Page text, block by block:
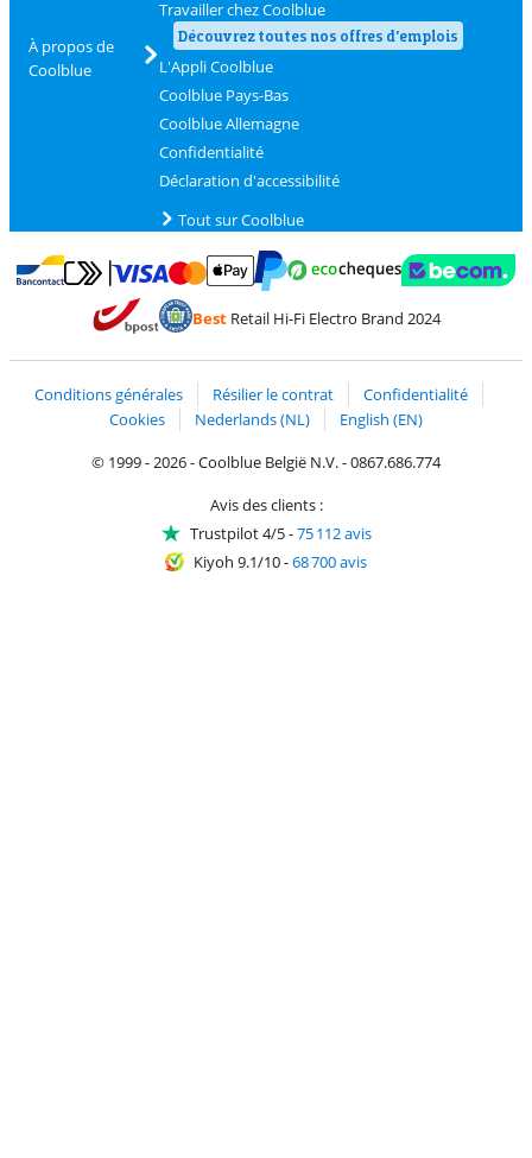
À propos de
Coolblue
Travailler chez Coolblue
Découvrez toutes nos offres d'emplois
L'Appli Coolblue
Coolblue Pays-Bas
Coolblue Allemagne
Confidentialité
Déclaration d'accessibilité
Tout sur Coolblue
Payer avec Bancontact
Payer avec MasterCard et Visa via ClickToPay
Payer avec PayPal
BestRetail Hi-Fi Electro Brand 2024
Conditions générales Résilier le contrat
Confidentialité
Cookies
Nederlands (NL)
English (EN)
© 1999 - 2026 - Coolblue België N.V. - 0867.686.774
Avis des clients :
Trustpilot 4/5-75 112 avis
Kiyoh 9.1/10-68 700 avis